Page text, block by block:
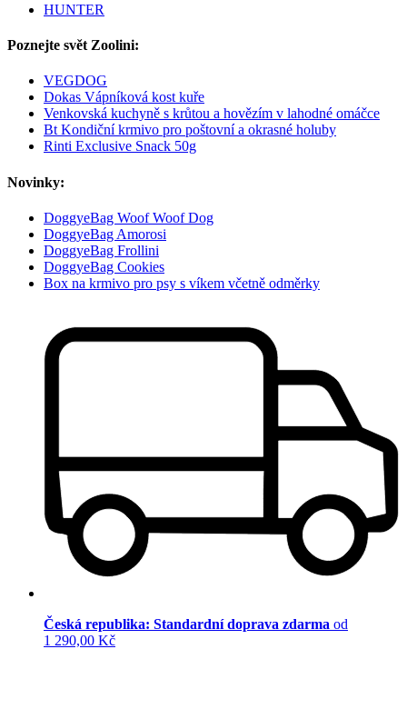
HUNTER
Poznejte svět Zoolini:
VEGDOG
Dokas Vápníková kost kuře
Venkovská kuchyně s krůtou a hovězím v lahodné omáčce
Bt Kondiční krmivo pro poštovní a okrasné holuby
Rinti Exclusive Snack 50g
Novinky:
DoggyeBag Woof Woof Dog
DoggyeBag Amorosi
DoggyeBag Frollini
DoggyeBag Cookies
Box na krmivo pro psy s víkem včetně odměrky
Česká republika: Standardní doprava zdarma od
1 290,00 Kč